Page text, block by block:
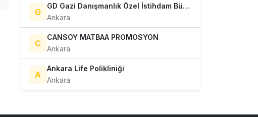
G
GD Gazi Danışmanlık Özel İstihdam Bürosu Ltd.Şti.
Ankara
C
CANSOY MATBAA PROMOSYON
Ankara
A
Ankara Life Polikliniği
Ankara